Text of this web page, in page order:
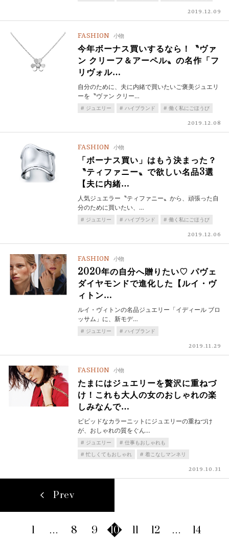
2019.12.09
FASHION 小物
今年ボーナス買いするなら！〝ヴァ
ン クリーフ＆アーペル〟の名作「フ
リヴォル…
自分のために、夫に内緒で買いたいご褒美ジュエリ
ーを〝ヴァン クリー…
ジュエリー ハイブランド 働く私にごほうび
2019.12.08
FASHION 小物
「ボーナス買い」はもう決まった？
〝ティファニー〟で欲しい名品3選
【夫に内緒…
人気ジュエラー〝ティファニー〟から、頑張った自
分のために買いたい、…
ジュエリー ハイブランド 働く私にごほうび
2019.12.06
FASHION 小物
2020年の自分へ贈りたい♡ パヴェ
ダイヤモンドで進化した【ルイ・ヴ
ィトン…
ルイ・ヴィトンの名品ジュエリー「イディール ブロ
ッサム」に、新モデ…
ジュエリー ハイブランド
2019.11.29
FASHION 小物
たまにはジュエリーを贅沢に重ねづ
け！これも大人の女のおしゃれの楽
しみなんで…
ビビッドなカラーニットにジュエリーの重ねづけ
が、おしゃれの質をぐん…
ジュエリー
仕事もおしゃれも
忙しくてもおしゃれ
着こなしマンネリ
2019.10.31
Prev
1 … 8 9 10 11 12 … 14